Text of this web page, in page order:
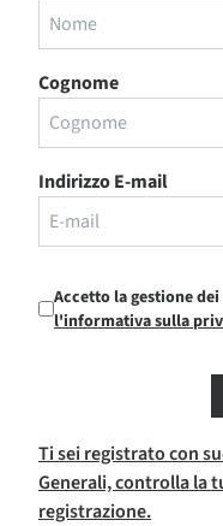
Cognome
Indirizzo E-mail
Accetto la gestione
l'informativa sulla
Ti sei registrato con
Generali, controlla la
registrazione.